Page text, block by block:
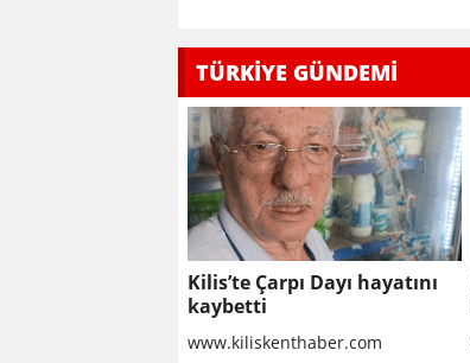
TÜRKİYE GÜNDEMİ
Kilis’te Çarpı Dayı hayatını
kaybetti
www.kiliskenthaber.com